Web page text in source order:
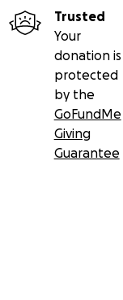
Trusted
Your
donation is
protected
by the
GoFundMe
Giving
Guarantee